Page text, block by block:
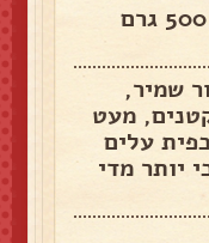
1 קילו בשר מס 8(שריר)+ 500 גרם
שמיר,
מעט
עלים
יותר מדי